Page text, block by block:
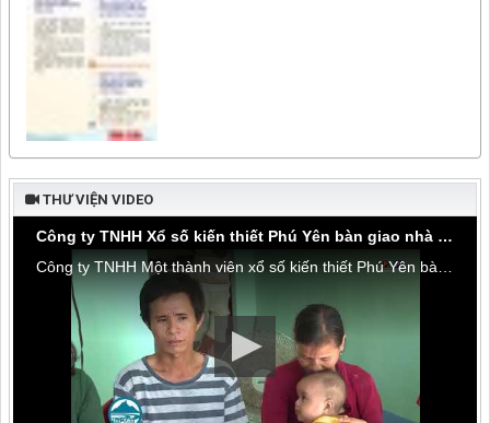
THƯ VIỆN VIDEO
Công ty TNHH Xổ số kiến thiết Phú Yên bàn giao nhà tình thương tại thôn Hòa Đa, xã An Mỹ